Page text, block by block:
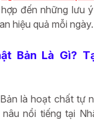
đến những lưu
hiệu quả mỗi ngày.
Bản Là Gì?
là hoạt chất tự
nổi tiếng tại